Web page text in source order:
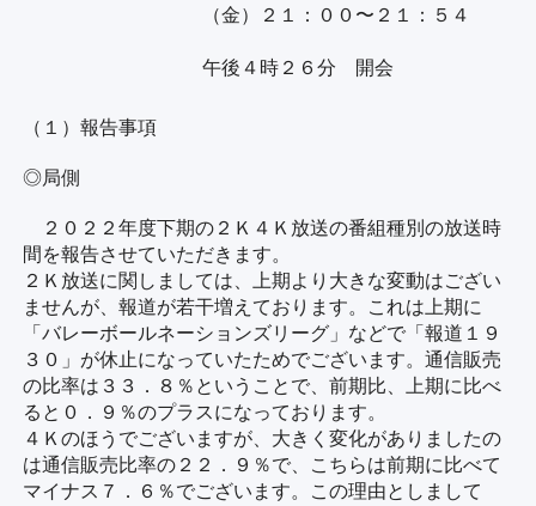
（金）２１：００〜２１：５４
午後４時２６分 開会
（１）報告事項
◎局側
２０２２年度下期の２Ｋ４Ｋ放送の番組種別の放送時
間を報告させていただきます。
２Ｋ放送に関しましては、上期より大きな変動はござい
ませんが、報道が若干増えております。これは上期に
「バレーボールネーションズリーグ」などで「報道１９
３０」が休止になっていたためでございます。通信販売
の比率は３３．８％ということで、前期比、上期に比べ
ると０．９％のプラスになっております。
４Ｋのほうでございますが、大きく変化がありましたの
は通信販売比率の２２．９％で、こちらは前期に比べて
マイナス７．６％でございます。この理由としまして